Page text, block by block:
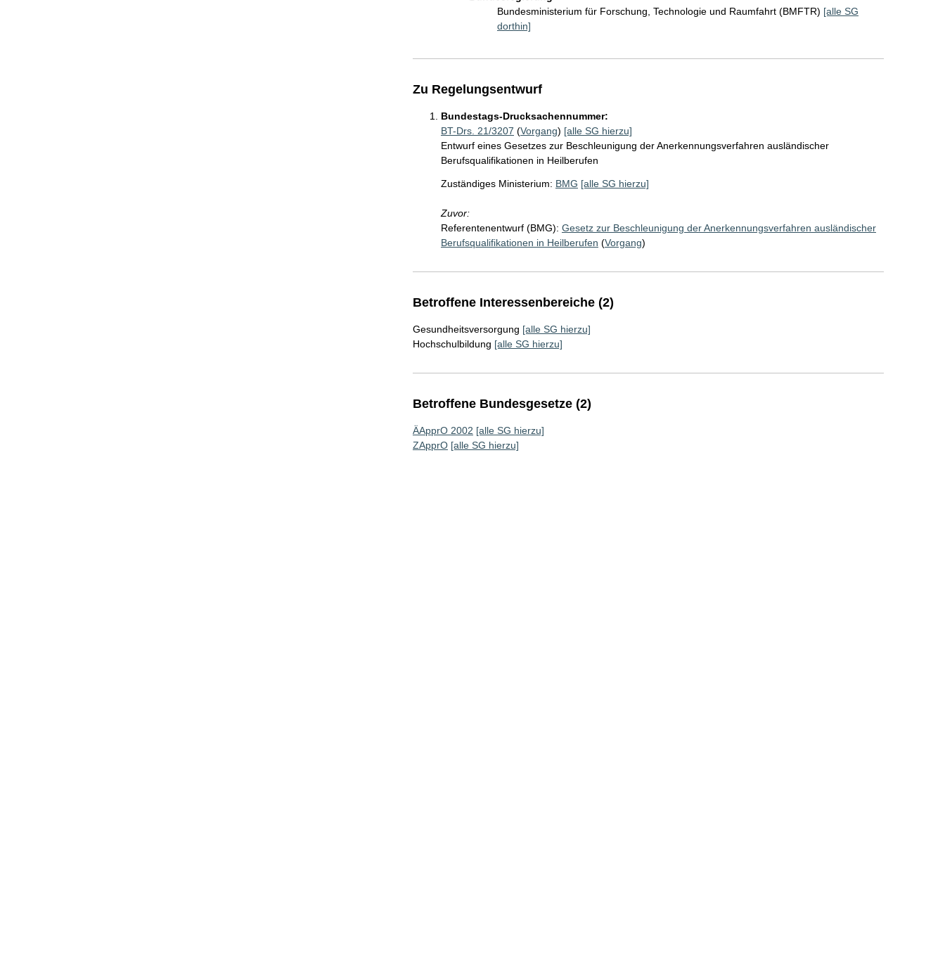
Bundesministerium für Forschung, Technologie und Raumfahrt (BMFTR) [alle SG
dorthin]
Zu Regelungsentwurf
Bundestags-Drucksachennummer:
BT-Drs. 21/3207 (Vorgang) [alle SG hierzu]
Entwurf eines Gesetzes zur Beschleunigung der Anerkennungsverfahren ausländischer
Berufsqualifikationen in Heilberufen
Zuständiges Ministerium: BMG [alle SG hierzu]
Zuvor:
Referentenentwurf (BMG): Gesetz zur Beschleunigung der Anerkennungsverfahren ausländischer
Berufsqualifikationen in Heilberufen (Vorgang)
Betroffene Interessenbereiche (2)
Gesundheitsversorgung [alle SG hierzu]
Hochschulbildung [alle SG hierzu]
Betroffene Bundesgesetze (2)
ÄApprO 2002 [alle SG hierzu]
ZApprO [alle SG hierzu]